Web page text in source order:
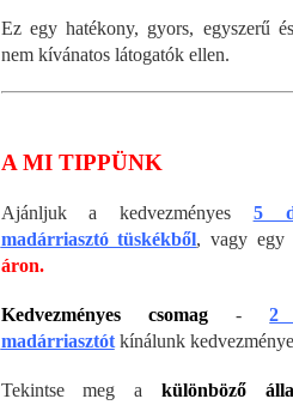
Ez egy hatékony, gyors, egyszerű
nem kívánatos látogatók ellen.
A MI TIPPÜNK
Ajánljuk a kedvezményes 5
madárriasztó tüskékből, vagy egy
áron.
Kedvezményes csomag -2
madárriasztótkínálunk
Tekintse meg a különböző